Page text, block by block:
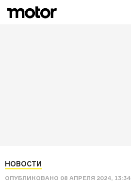
НОВОСТИ
ОПУБЛИКОВАНО 08 АПРЕЛЯ 2024, 13:34